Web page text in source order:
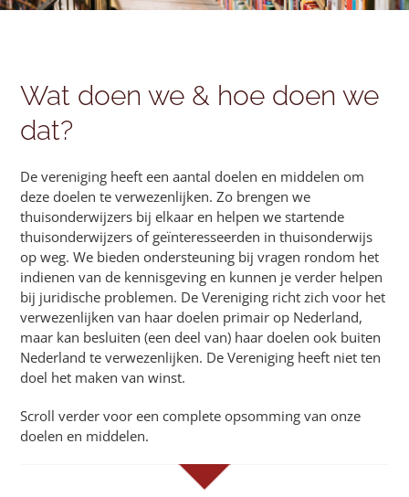
Wat doen we & hoe doen we
dat?
De vereniging heeft een aantal doelen en middelen om
deze doelen te verwezenlijken. Zo brengen we
thuisonderwijzers bij elkaar en helpen we startende
thuisonderwijzers of geïnteresseerden in thuisonderwijs
op weg. We bieden ondersteuning bij vragen rondom het
indienen van de kennisgeving en kunnen je verder helpen
bij juridische problemen. De Vereniging richt zich voor het
verwezenlijken van haar doelen primair op Nederland,
maar kan besluiten (een deel van) haar doelen ook buiten
Nederland te verwezenlijken. De Vereniging heeft niet ten
doel het maken van winst.
Scroll verder voor een complete opsomming van onze
doelen en middelen.